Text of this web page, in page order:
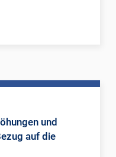
und
auf die